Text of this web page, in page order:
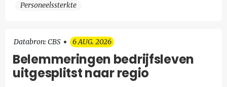
Personeelssterkte
Databron: CBS 6 AUG. 2026
Belemmeringen bedrijfsleven
uitgesplitst naar regio